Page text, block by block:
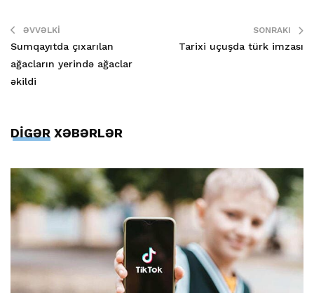
ƏVVƏLKI
Sumqayıtda çıxarılan
ağacların yerində ağaclar
əkildi
SONRAKI
Tarixi uçuşda türk imzası
DİGƏR XƏBƏRLƏR